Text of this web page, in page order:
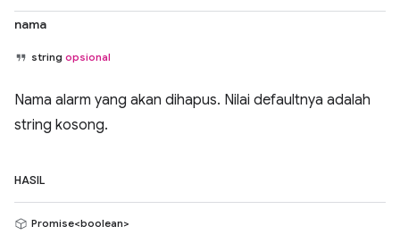
nama
string opsional
Nama alarm yang akan dihapus. Nilai defaultnya adalah
string kosong.
HASIL
Promise<boolean>